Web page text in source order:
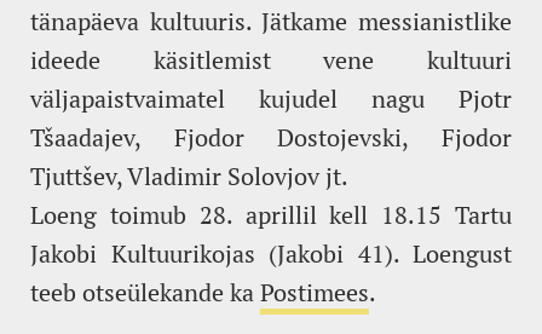
tänapäeva kultuuris. Jätkame messianistlike
ideede käsitlemist vene kultuuri
väljapaistvaimatel kujudel nagu Pjotr
Tšaadajev, Fjodor Dostojevski, Fjodor
Tjuttšev, Vladimir Solovjov jt.
Loeng toimub 28. aprillil kell 18.15 Tartu
Jakobi Kultuurikojas (Jakobi 41). Loengust
teeb otseülekande kaPostimees.